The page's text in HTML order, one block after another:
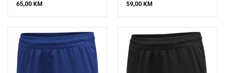
65,00 KM 59,00 KM